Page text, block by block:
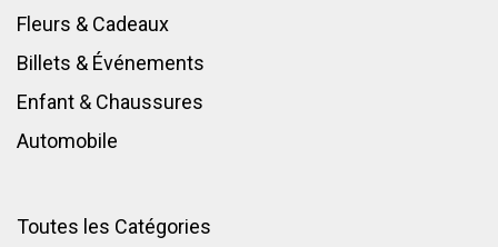
Fleurs & Cadeaux
Billets & Événements
Enfant & Chaussures
Automobile
Toutes les Catégories